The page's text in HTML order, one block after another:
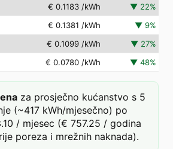
€ 0.1183 /kWh ▼ 22%
€ 0.1381 /kWh ▼ 9%
€ 0.1099 /kWh ▼ 27%
€ 0.0780 /kWh ▼ 48%
za prosječno kućanstvo s 5
(~417 kWh/mjesečno) po
/ mjesec (€ 757.25 / godina
poreza i mrežnih naknada).